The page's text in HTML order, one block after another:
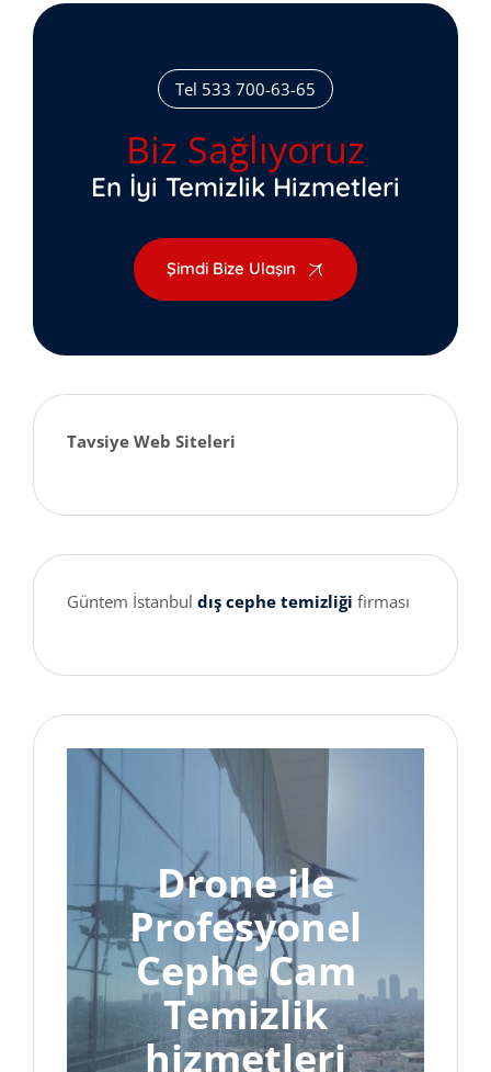
Tel 533 700-63-65
Biz Sağlıyoruz
En İyi Temizlik Hizmetleri
Şimdi Bize Ulaşın
Tavsiye Web Siteleri
Güntem İstanbul dış cephe temizliği firması
Drone ile
Profesyonel
Cephe Cam
Temizlik
hizmetleri